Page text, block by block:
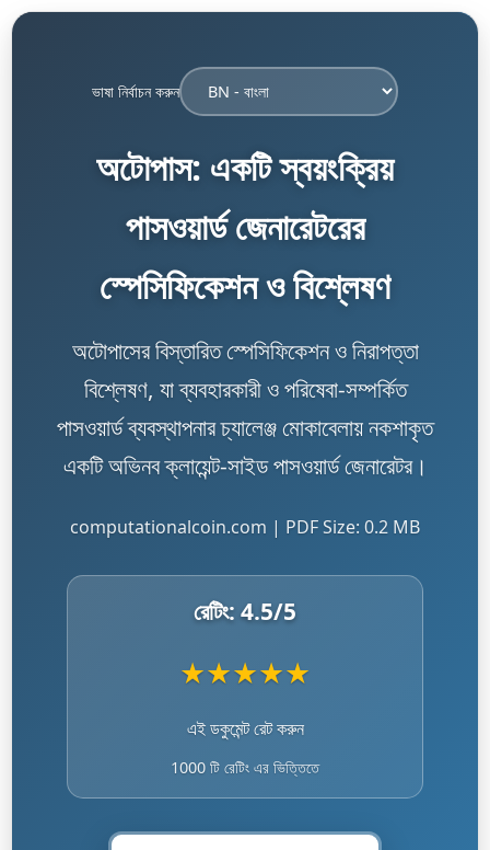
ভাষা নির্বাচন করুন
অটোপাস: একটি স্বয়ংক্রিয়
পাসওয়ার্ড জেনারেটরের
স্পেসিফিকেশন ও বিশ্লেষণ
অটোপাসের বিস্তারিত স্পেসিফিকেশন ও নিরাপত্তা
বিশ্লেষণ, যা ব্যবহারকারী ও পরিষেবা-সম্পর্কিত
পাসওয়ার্ড ব্যবস্থাপনার চ্যালেঞ্জ মোকাবেলায় নকশাকৃত
একটি অভিনব ক্লায়েন্ট-সাইড পাসওয়ার্ড জেনারেটর।
computationalcoin.com | PDF Size: 0.2 MB
রেটিং: 4.5/5
★★★★★
এই ডকুমেন্ট রেট করুন
1000 টি রেটিং এর ভিত্তিতে